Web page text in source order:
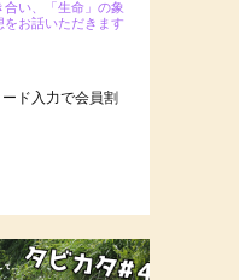
合い、「生命」の象
お話いただきます
ド入力で会員割